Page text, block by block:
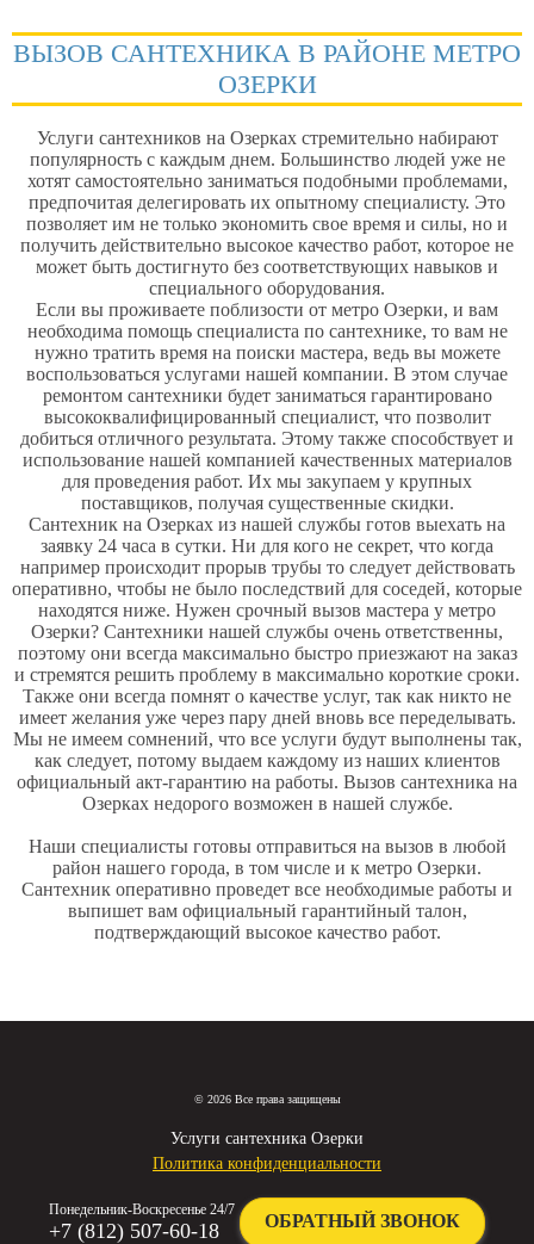
ВЫЗОВ САНТЕХНИКА В РАЙОНЕ МЕТРО
ОЗЕРКИ
Услуги сантехников на Озеркахстремительно набирают
популярность с каждым днем. Большинство людей уже не
хотят самостоятельно заниматься подобными проблемами,
предпочитая делегировать их опытному специалисту. Это
позволяет им не только экономить свое время и силы, но и
получить действительно высокое качество работ, которое не
может быть достигнуто без соответствующих навыков и
специального оборудования.
Если вы проживаете поблизости от метро Озерки, и вам
необходима помощь специалиста по сантехнике, то вам не
нужно тратить время на поиски мастера, ведь вы можете
воспользоваться услугами нашей компании. В этом случае
ремонтом сантехники будет заниматься гарантировано
высококвалифицированный специалист, что позволит
добиться отличного результата. Этому также способствует и
использование нашей компанией качественных материалов
для проведения работ. Их мы закупаем у крупных
поставщиков, получая существенные скидки.
Сантехник на Озерках из нашей службы готов выехать на
заявку 24 часа в сутки. Ни для кого не секрет, что когда
например происходит прорыв трубы то следует действовать
оперативно, чтобы не было последствий для соседей, которые
находятся ниже. Нужен срочный вызов мастера у метро
Озерки? Сантехники нашей службы очень ответственны,
поэтому они всегда максимально быстро приезжают на заказ
и стремятся решить проблему в максимально короткие сроки.
Также они всегда помнят о качестве услуг, так как никто не
имеет желания уже через пару дней вновь все переделывать.
Мы не имеем сомнений, что все услуги будут выполнены так,
как следует, потому выдаем каждому из наших клиентов
официальный акт-гарантию на работы. Вызов сантехника на
Озерках недороговозможен в нашей службе.
Наши специалисты готовы отправиться на вызов в любой
район нашего города, в том числе и к метро Озерки.
Сантехник оперативно проведет все необходимые работы и
выпишет вам официальный гарантийный талон,
подтверждающий высокое качество работ.
© 2026 Все права защищены
Услуги сантехника Озерки
Политика конфиденциальности
Понедельник-Воскресенье 24/7
+7 (812) 507-60-18 ОБРАТНЫЙ ЗВОНОК